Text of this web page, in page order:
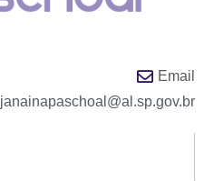
Email
janainapaschoal@al.sp.gov.br